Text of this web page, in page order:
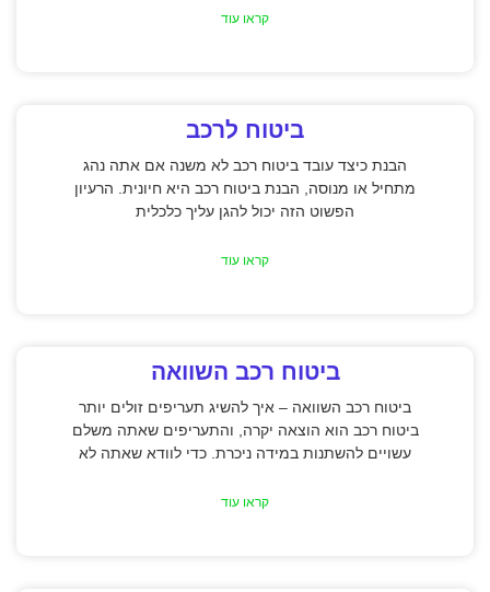
קראו עוד
ביטוח לרכב
הבנת כיצד עובד ביטוח רכב לא משנה אם אתה נהג
מתחיל או מנוסה, הבנת ביטוח רכב היא חיונית. הרעיון
הפשוט הזה יכול להגן עליך כלכלית
קראו עוד
ביטוח רכב השוואה
ביטוח רכב השוואה – איך להשיג תעריפים זולים יותר
ביטוח רכב הוא הוצאה יקרה, והתעריפים שאתה משלם
עשויים להשתנות במידה ניכרת. כדי לוודא שאתה לא
קראו עוד